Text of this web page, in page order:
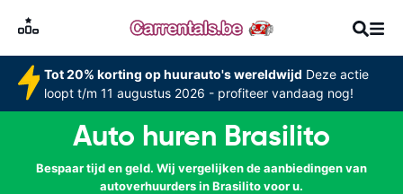
Tot 20% korting op huurauto's wereldwijd Deze actie
loopt t/m 11 augustus 2026 - profiteer vandaag nog!
Auto huren Brasilito
Bespaar tijd en geld. Wij vergelijken de aanbiedingen van
autoverhuurders in Brasilito voor u.